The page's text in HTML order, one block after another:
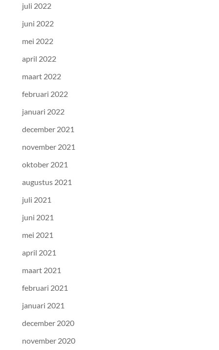
juli 2022
juni 2022
mei 2022
april 2022
maart 2022
februari 2022
januari 2022
december 2021
november 2021
oktober 2021
augustus 2021
juli 2021
juni 2021
mei 2021
april 2021
maart 2021
februari 2021
januari 2021
december 2020
november 2020